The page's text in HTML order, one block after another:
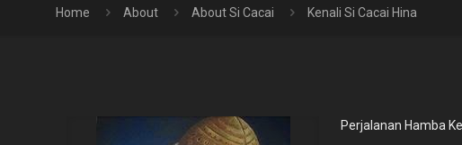
Home About About Si Cacai Kenali Si Cacai Hina
Perjalanan Hamba